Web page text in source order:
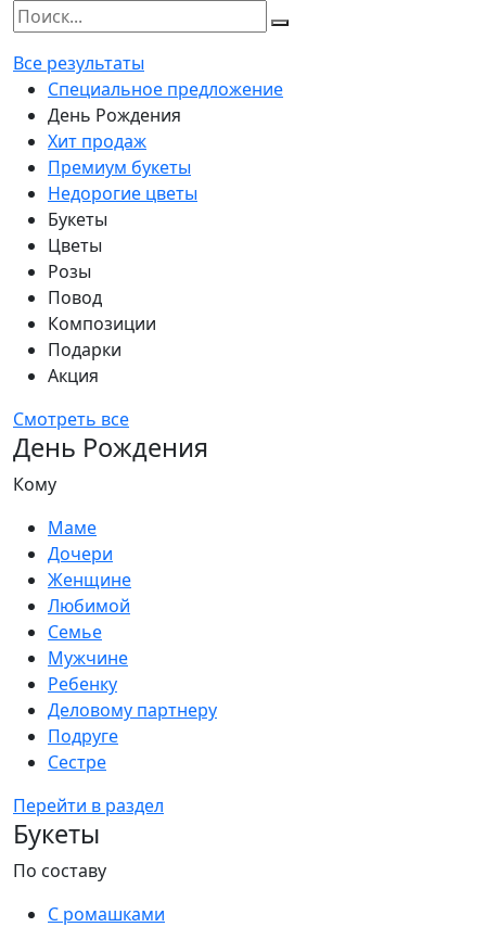
Все результаты
Специальное предложение
День Рождения
Хит продаж
Премиум букеты
Недорогие цветы
Букеты
Цветы
Розы
Повод
Композиции
Подарки
Акция
Смотреть все
День Рождения
Кому
Маме
Дочери
Женщине
Любимой
Семье
Мужчине
Ребенку
Деловому партнеру
Подруге
Сестре
Перейти в раздел
Букеты
По составу
С ромашками